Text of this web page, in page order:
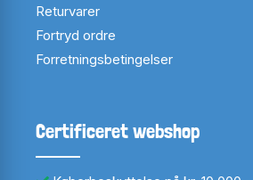
Returvarer
Fortryd ordre
Forretningsbetingelser
Certificeret webshop